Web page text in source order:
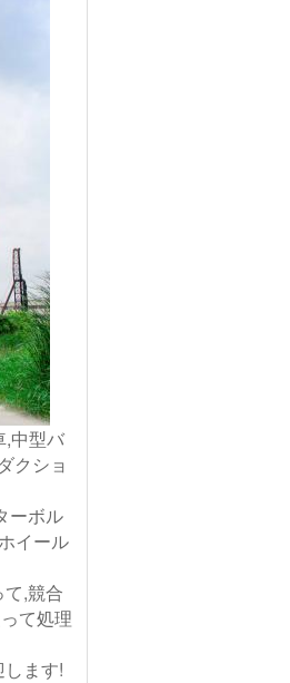
,中型バ
クショ
ーボル
イール
,競合
て処理
ます!